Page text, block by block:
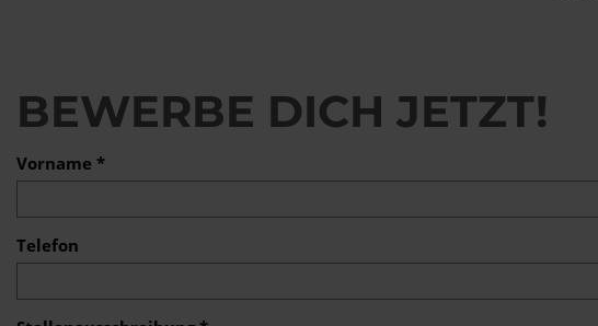
BEWERBE DICH JETZT!
Vorname *
Telefon